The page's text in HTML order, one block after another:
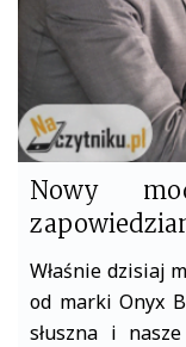
Nowy
Właśnie dzisiaj
od marki Onyx
słuszna i